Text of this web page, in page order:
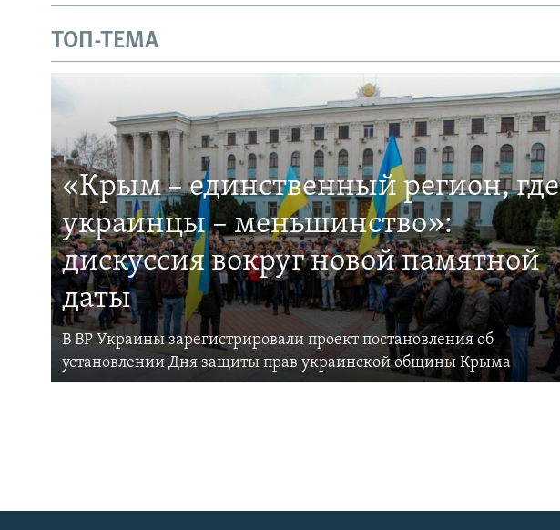
ТОП-ТЕМА
«Крым – единственный регион, где
украинцы – меньшинство»:
дискуссия вокруг новой памятной
даты
В ВР Украины зарегистрировали проект постановления об
установлении Дня защиты прав украинской общины Крыма